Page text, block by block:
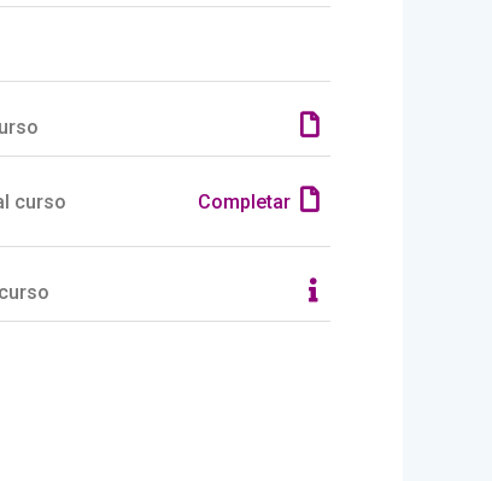
curso Completar